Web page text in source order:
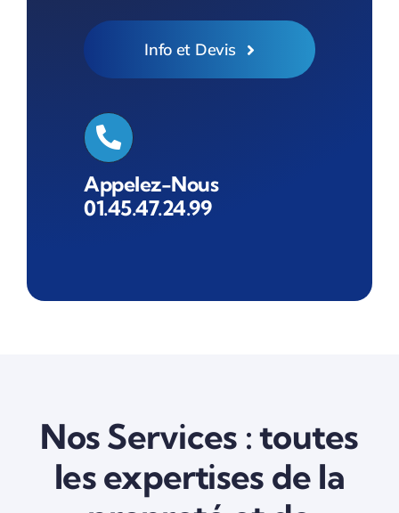
Info et Devis
Appelez-Nous
01.45.47.24.99
Nos Services : toutes
les expertises de la